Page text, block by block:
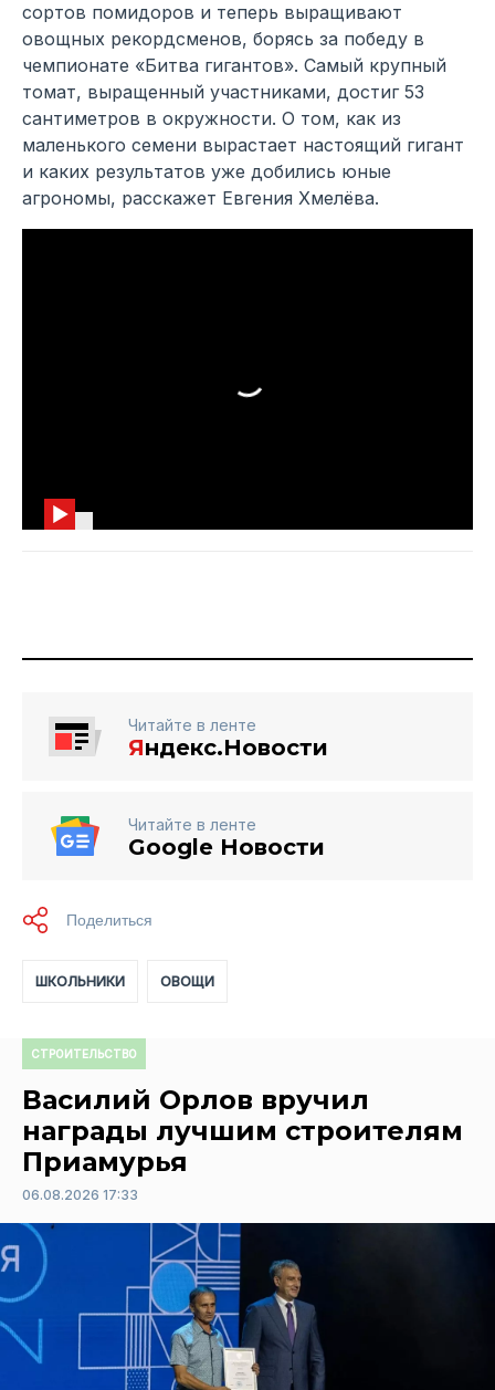
сортов помидоров и теперь выращивают
овощных рекордсменов, борясь за победу в
чемпионате «Битва гигантов». Самый крупный
томат, выращенный участниками, достиг 53
сантиметров в окружности. О том, как из
маленького семени вырастает настоящий гигант
и каких результатов уже добились юные
агрономы, расскажет Евгения Хмелёва.
Читайте в ленте
Яндекс.Новости
Читайте в ленте
Google Новости
ШКОЛЬНИКИ ОВОЩИ
СТРОИТЕЛЬСТВО
Василий Орлов вручил
награды лучшим строителям
Приамурья
06.08.2026 17:33